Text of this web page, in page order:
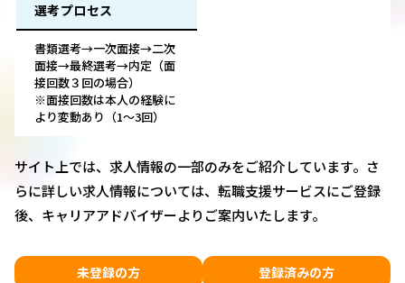
選考プロセス
書類選考→一次面接→二次
面接→最終選考→内定（面
接回数３回の場合）
※面接回数は本人の経験に
より変動あり（1～3回）
サイト上では、求人情報の一部のみをご紹介しています。さ
らに詳しい求人情報については、転職支援サービスにご登録
後、キャリアアドバイザーよりご案内いたします。
未登録の方 登録済みの方